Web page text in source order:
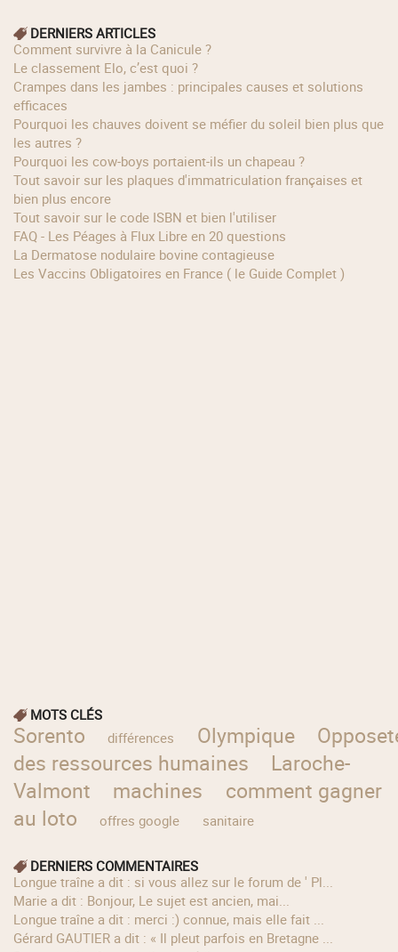
DERNIERS ARTICLES
Comment survivre à la Canicule ?
Le classement Elo, c’est quoi ?
Crampes dans les jambes : principales causes et solutions
efficaces
Pourquoi les chauves doivent se méfier du soleil bien plus que
les autres ?
Pourquoi les cow‑boys portaient‑ils un chapeau ?
Tout savoir sur les plaques d'immatriculation françaises et
bien plus encore
Tout savoir sur le code ISBN et bien l'utiliser
FAQ - Les Péages à Flux Libre en 20 questions
La Dermatose nodulaire bovine contagieuse
Les Vaccins Obligatoires en France ( le Guide Complet )
MOTS CLÉS
Sorento différences Olympique
des ressources humaines
Laroche-
Valmont
machines
comment gagner
au loto
offres google sanitaire
DERNIERS COMMENTAIRES
longue traîne a dit : si vous allez sur le forum de ' Pl...
Marie a dit : Bonjour, Le sujet est ancien, mai...
longue traîne a dit : merci :) connue, mais elle fait ...
Gérard GAUTIER a dit : « Il pleut parfois en Bretagne ...